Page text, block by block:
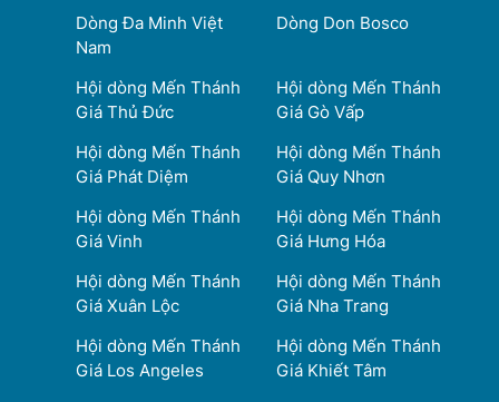
Dòng Đa Minh Việt
Nam
Dòng Don Bosco
Hội dòng Mến Thánh
Giá Thủ Đức
Hội dòng Mến Thánh
Giá Gò Vấp
Hội dòng Mến Thánh
Giá Phát Diệm
Hội dòng Mến Thánh
Giá Quy Nhơn
Hội dòng Mến Thánh
Giá Vinh
Hội dòng Mến Thánh
Giá Hưng Hóa
Hội dòng Mến Thánh
Giá Xuân Lộc
Hội dòng Mến Thánh
Giá Nha Trang
Hội dòng Mến Thánh
Giá Los Angeles
Hội dòng Mến Thánh
Giá Khiết Tâm